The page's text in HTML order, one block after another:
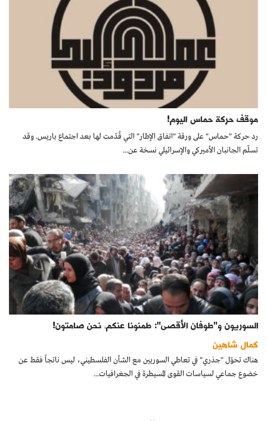
موقف حركة حماس اليوم!
رد حركة "حماس" على ورقة "اتفاق الإطار" التي قُدّمت لها بعد اجتماع باريس. وقد
تسلّم الجانبان الأميركي والإسرائيلي نسخة عن...
السوريون و"طوفان الأقصى": طمنونا عنكم، نحن صامتون!
كمال شاهين
هناك تحوّل "جذري" في تعاطي السوريين مع الشأن الفلسطيني، ليس ناتجاً فقط عن
خضوع جماعي لسياسات القوى المسيطرة في الجغرافيات...